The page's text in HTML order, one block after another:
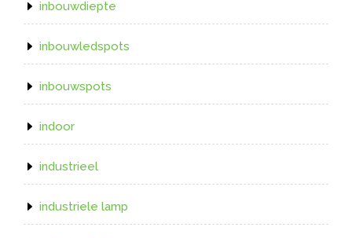
inbouwdiepte
inbouwledspots
inbouwspots
indoor
industrieel
industriele lamp